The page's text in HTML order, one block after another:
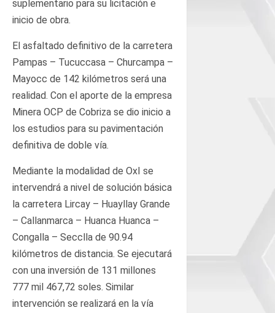
suplementario para su licitación e
inicio de obra.
El asfaltado definitivo de la carretera
Pampas – Tucuccasa – Churcampa –
Mayocc de 142 kilómetros será una
realidad. Con el aporte de la empresa
Minera OCP de Cobriza se dio inicio a
los estudios para su pavimentación
definitiva de doble vía.
Mediante la modalidad de OxI se
intervendrá a nivel de solución básica
la carretera Lircay – Huayllay Grande
– Callanmarca – Huanca Huanca –
Congalla – Secclla de 90.94
kilómetros de distancia. Se ejecutará
con una inversión de 131 millones
777 mil 467,72 soles. Similar
intervención se realizará en la vía